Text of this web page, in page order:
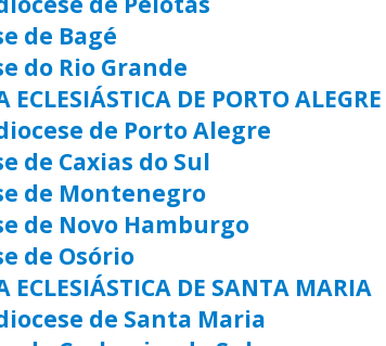
de Bagé
do Rio Grande
ECLESIÁSTICA DE PORTO ALEGRE
de Porto Alegre
de Caxias do Sul
de Montenegro
de Novo Hamburgo
de Osório
ECLESIÁSTICA DE SANTA MARIA
de Santa Maria